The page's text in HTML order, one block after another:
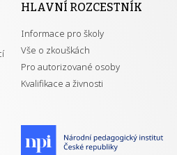
HLAVNÍ ROZCESTNÍK
Informace pro školy
Vše o zkouškách
Pro autorizované osoby
Kvalifikace a živnosti